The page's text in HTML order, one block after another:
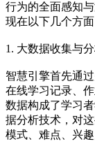
行为的全面感知
现在以下几个方面
1. 大数据收集与
智慧引擎首先通
在线学习记录、
数据构成了学习
据分析技术，对
模式、难点、兴趣